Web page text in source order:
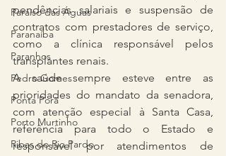
Paraíso das Águas
Paranaíba
Paranhos
Pedro Gomes
Ponta Porã
Porto Murtinho
Ribas do Rio Pardo
pendências salariais e suspensão de
contratos com prestadores de serviço,
como a clínica responsável pelos
transplantes renais.
A saúde sempre esteve entre as
prioridades do mandato da senadora,
com atenção especial à Santa Casa,
referência para todo o Estado e
responsável por atendimentos de